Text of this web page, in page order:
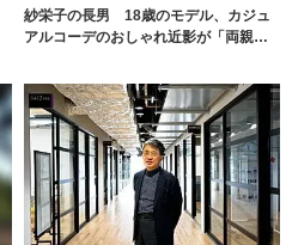
紗栄子の長男 18歳のモデル、カジュ
アルコーデのおしゃれ近影が「両親の